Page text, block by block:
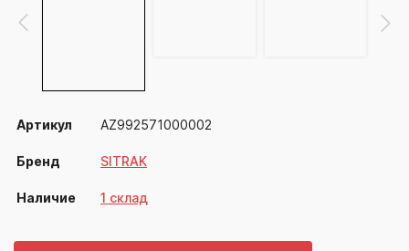
Артикул AZ992571000002
Бренд SITRAK
Наличие 1 склад